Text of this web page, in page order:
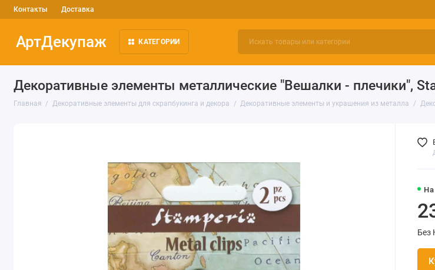
Контакты Доставка
АртДекупаж КАТЕГОРИИ
Декоративные элементы металлические "Вешалки - плечики",
Главная Декоративные элементы для скрапбукинга и декора Декоративные элементы и украшения из металла
На
Без